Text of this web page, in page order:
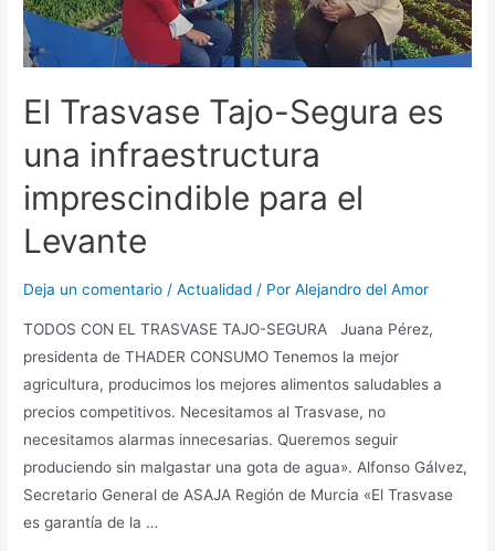
El Trasvase Tajo-Segura es
una infraestructura
imprescindible para el
Levante
Deja un comentario /Actualidad / PorAlejandro del Amor
TODOS CON EL TRASVASE TAJO-SEGURA Juana Pérez,
presidenta de THADER CONSUMO Tenemos la mejor
agricultura, producimos los mejores alimentos saludables a
precios competitivos. Necesitamos al Trasvase, no
necesitamos alarmas innecesarias. Queremos seguir
produciendo sin malgastar una gota de agua». Alfonso Gálvez,
Secretario General de ASAJA Región de Murcia «El Trasvase
es garantía de la …